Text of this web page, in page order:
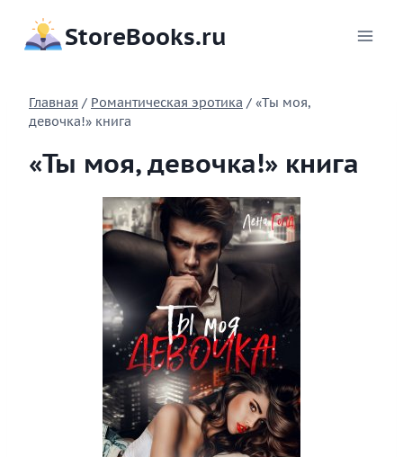
содержимому
StoreBooks.ru
Главная / Романтическая эротика / «Ты моя,
девочка!» книга
«Ты моя, девочка!» книга